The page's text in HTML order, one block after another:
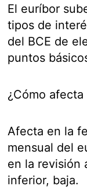
El euríbor
tipos de
del BCE de
puntos
¿Cómo
Afecta en la
mensual del
en la revisión
inferior, baja.